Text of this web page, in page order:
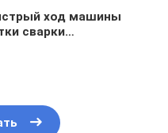
ход машины
сварки